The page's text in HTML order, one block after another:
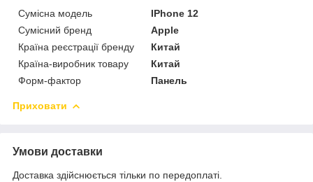
Сумісна модель
IPhone 12
Сумісний бренд
Apple
Країна реєстрації бренду
Китай
Країна-виробник товару
Китай
Форм-фактор
Панель
Приховати
Умови доставки
Доставка здійснюється тільки по передоплаті.